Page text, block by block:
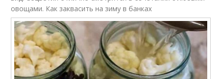
овощами. Как заквасить на зиму в банках